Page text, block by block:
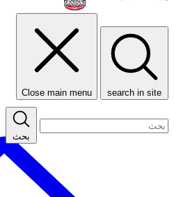
search in site
Close main menu
بحث